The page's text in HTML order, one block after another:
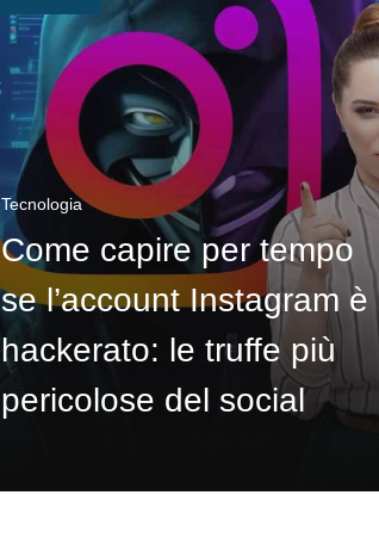
Tecnologia
Come capire per tempo
se l’account Instagram è
hackerato: le truffe più
pericolose del social